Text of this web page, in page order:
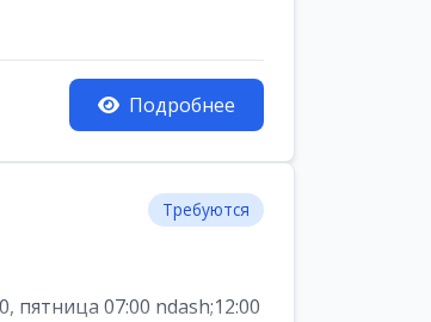
Подробнее
Требуются
07:00 ndash;12:00